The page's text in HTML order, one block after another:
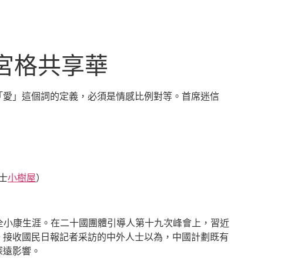
格共享華
」這個詞的定義，必須是情感比例對等。首席迷信
小樹屋）
康生涯。在二十國團體引導人第十九次峰會上，習近
收國民日報記者采訪的中外人士以為，中國計劃既有
影響。